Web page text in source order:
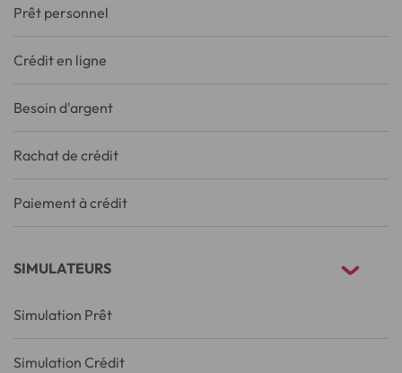
Prêt personnel
Crédit en ligne
Besoin d'argent
Rachat de crédit
Paiement à crédit
SIMULATEURS
Simulation Prêt
Simulation Crédit